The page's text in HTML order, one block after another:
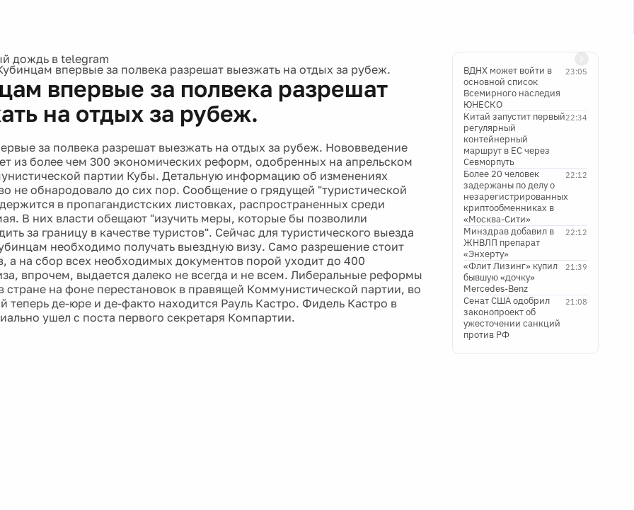
впервые за полвека разрешат выезжать на отдых за рубеж.
впервые за полвека разрешат
на отдых за рубеж.
за полвека разрешат выезжать на отдых за рубеж. Нововведение
из более чем 300 экономических реформ, одобренных на апрельском
партии Кубы. Детальную информацию об изменениях
не обнародовало до сих пор. Сообщение о грядущей "туристической
в пропагандистских листовках, распространенных среди
В них власти обещают "изучить меры, которые бы позволили
за границу в качестве туристов". Сейчас для туристического выезда
необходимо получать выездную визу. Само разрешение стоит
а на сбор всех необходимых документов порой уходит до 400
впрочем, выдается далеко не всегда и не всем. Либеральные реформы
стране на фоне перестановок в правящей Коммунистической партии, во
теперь де-юре и де-факто находится Рауль Кастро. Фидель Кастро в
ушел с поста первого секретаря Компартии.
23:05
ВДНХ может войти в
основной список
Всемирного наследия
ЮНЕСКО
22:34
Китай запустит первый
регулярный
контейнерный
маршрут в ЕС через
Севморпуть
22:12
Более 20 человек
задержаны по делу о
незарегистрированных
криптообменниках в
«Москва-Сити»
22:12
Минздрав добавил в
ЖНВЛП препарат
«Энхерту»
21:39
«Флит Лизинг» купил
бывшую «дочку»
Mercedes-Benz
21:08
Сенат США одобрил
законопроект об
ужесточении санкций
против РФ